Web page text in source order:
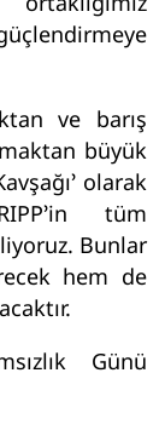
ve barış
büyük
olarak
tüm
Bunlar
hem de
Günü